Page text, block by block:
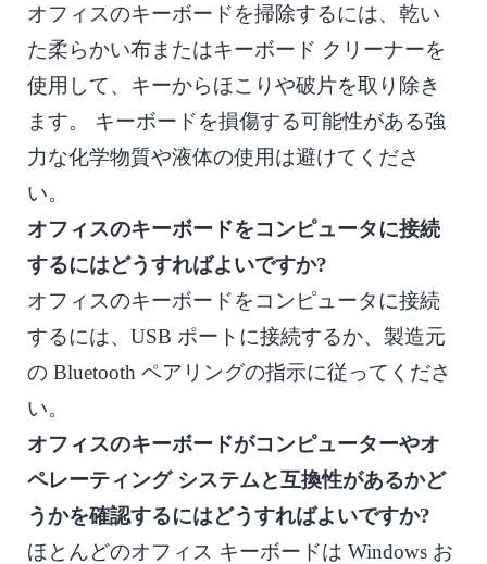
オフィスのキーボードを掃除するには、乾い
た柔らかい布またはキーボード クリーナーを
使用して、キーからほこりや破片を取り除き
ます。 キーボードを損傷する可能性がある強
力な化学物質や液体の使用は避けてくださ
い。
オフィスのキーボードをコンピュータに接続
するにはどうすればよいですか?
オフィスのキーボードをコンピュータに接続
するには、USB ポートに接続するか、製造元
の Bluetooth ペアリングの指示に従ってくださ
い。
オフィスのキーボードがコンピューターやオ
ペレーティング システムと互換性があるかど
うかを確認するにはどうすればよいですか?
ほとんどのオフィス キーボードは Windows お